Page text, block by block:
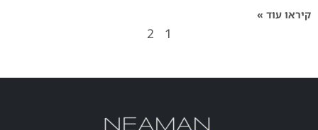
קיראו עוד »
1
2